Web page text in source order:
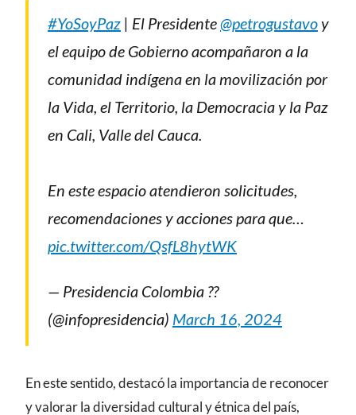
#YoSoyPaz | El Presidente@petrogustavo y
el equipo de Gobierno acompañaron a la
comunidad indígena en la movilización por
la Vida, el Territorio, la Democracia y la Paz
en Cali, Valle del Cauca.
En este espacio atendieron solicitudes,
recomendaciones y acciones para que…
pic.twitter.com/QsfL8hytWK
— Presidencia Colombia ??
(@infopresidencia) March 16, 2024
En este sentido, destacó la importancia de reconocer
y valorar la diversidad cultural y étnica del país,